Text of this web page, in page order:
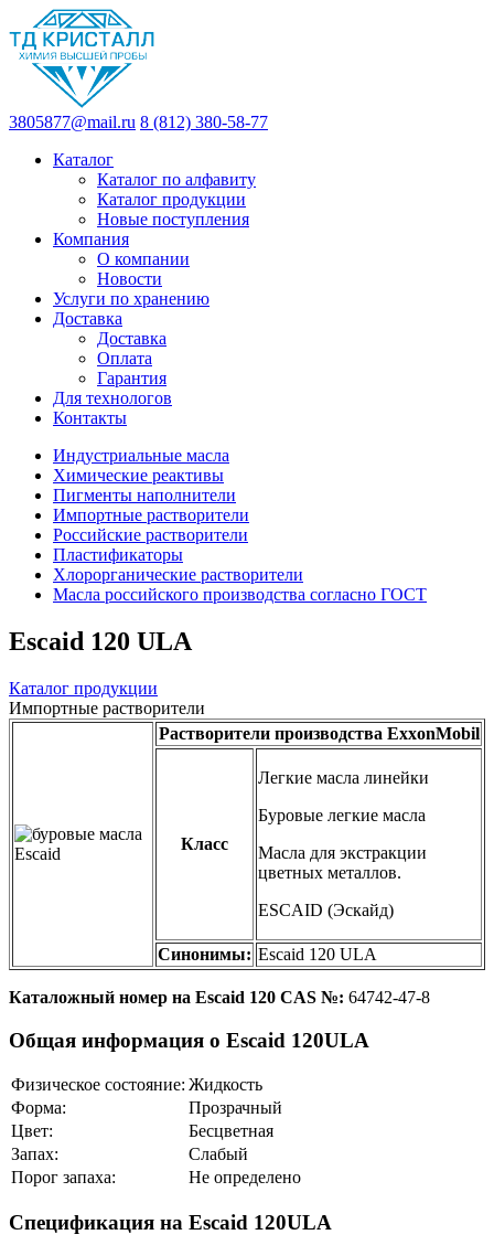
3805877@mail.ru 8 (812) 380-58-77
Каталог
Каталог по алфавиту
Каталог продукции
Новые поступления
Компания
О компании
Новости
Услуги по хранению
Доставка
Доставка
Оплата
Гарантия
Для технологов
Контакты
Индустриальные масла
Химические реактивы
Пигменты наполнители
Импортные растворители
Российские растворители
Пластификаторы
Хлорорганические растворители
Масла российского производства согласно ГОСТ
Escaid 120 ULA
Каталог продукции
Импортные растворители
Растворители производства ExxonMobil
Класс
Легкие масла линейки
Буровые легкие масла
Масла для экстракции
цветных металлов.
ESCAID (Эскайд)
Синонимы: Escaid 120 ULA
Каталожный номер на Escaid 120 CAS №: 64742-47-8
Общая информация о Escaid 120ULA
Физическое состояние: Жидкость
Форма:
Прозрачный
Цвет:
Бесцветная
Запах:
Слабый
Порог запаха:
Не определено
Спецификация на Escaid 120ULA